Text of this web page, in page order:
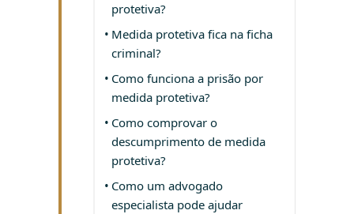
protetiva?
Medida protetiva fica na ficha
criminal?
Como funciona a prisão por
medida protetiva?
Como comprovar o
descumprimento de medida
protetiva?
Como um advogado
especialista pode ajudar